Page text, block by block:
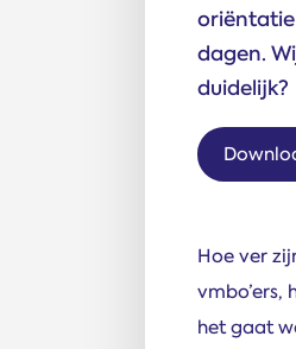
dagen.
duidelijk?
Hoe ver
vmbo’ers,
het gaat